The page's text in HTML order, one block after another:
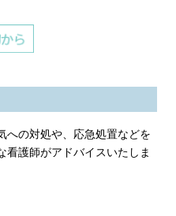
の対処や、応急処置などを
看護師がアドバイスいたしま